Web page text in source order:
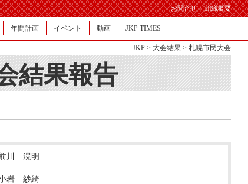
お問合せ|組織概要
年間計画 イベント 動画 JKP TIMES
JKP > 大会結果 > 札幌市民大会
結果報告
川 滉明
岩 紗綺